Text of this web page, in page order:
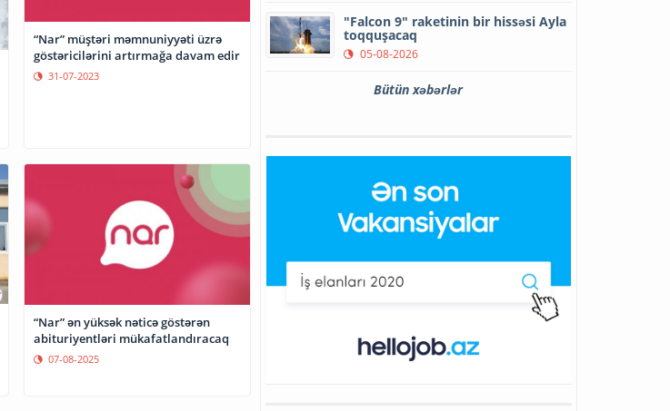
“Nar” müştəri məmnuniyyəti üzrə
göstəricilərini artırmağa davam edir
31-07-2023
“Nar” ən yüksək nəticə göstərən
abituriyentləri mükafatlandıracaq
07-08-2025
"Falcon 9" raketinin bir hissəsi Ayla
toqquşacaq
05-08-2026
Bütün xəbərlər